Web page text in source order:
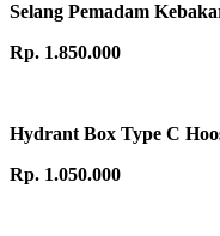
Selang Pemadam
Rp. 1.850.000
Hydrant Box Type C
Rp. 1.050.000